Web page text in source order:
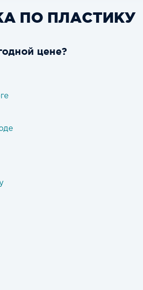
ПО ПЛАСТИКУ
цене?